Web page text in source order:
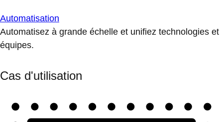
Automatisation
Automatisez à grande échelle et unifiez technologies et
équipes.
Cas d'utilisation